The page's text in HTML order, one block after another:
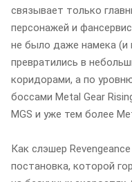
связывает только
персонажей и
не было даже намека (и
превратились в
коридорами, а по
боссами Metal Gear
MGS и уже тем более
Как слэшер
постановка, которой